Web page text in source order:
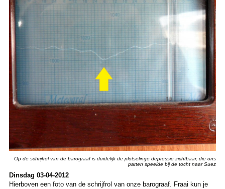
Op de schrijfrol van de barograaf is duidelijk de plotselinge depressie zichtbaar, die ons
parten speelde bij de tocht naar Suez
Dinsdag 03-04-2012
Hierboven een foto van de schrijfrol van onze barograaf. Fraai kun je